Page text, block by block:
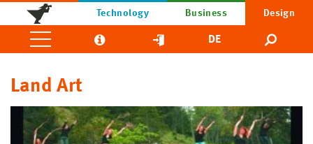
Technology Business Design
DE
Land Art